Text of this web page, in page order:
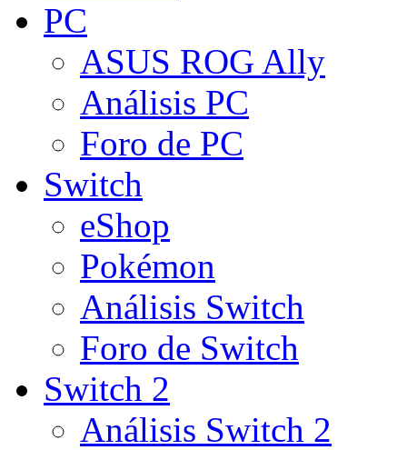
PC
ASUS ROG Ally
Análisis PC
Foro de PC
Switch
eShop
Pokémon
Análisis Switch
Foro de Switch
Switch 2
Análisis Switch 2